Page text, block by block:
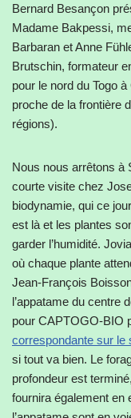
Bernard Besançon
Madame Bakpessi,
Barbaran et Anne
Brutschin, formateur
pour le nord du Togo
proche de la frontière
régions).
Nous nous arrêtons à
courte visite chez
biodynamie, qui ce
est là et les plantes
garder l’humidité.
où chaque plante
Jean-François
l’appatame du centre
pour CAPTOGO-BIO
correspondante sur le
si tout va bien. Le
profondeur est
fournira également en